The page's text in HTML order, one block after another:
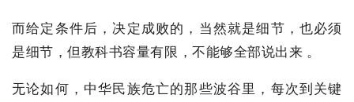
而给定条件后，决定成败的，当然就是细节，也必须
是细节，但教科书容量有限，不能够全部说出来 。
无论如何，中华民族危亡的那些波谷里，每次到关键